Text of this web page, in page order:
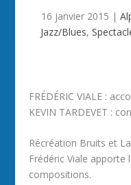
16 janvier 2015 |
Jazz/Blues,
FRÉDÉRIC VIALE :
KEVIN TARDEVET :
Récréation Bruits et
Frédéric Viale
compositions.